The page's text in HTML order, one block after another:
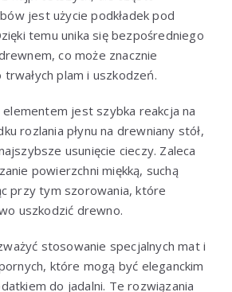
jest użycie podkładek pod
temu unika się bezpośredniego
co może znacznie
plam i uszkodzeń.
jest szybka reakcja na
rozlania płynu na drewniany stół,
usunięcie cieczy. Zaleca
powierzchni miękką, suchą
przy tym szorowania, które
uszkodzić drewno.
stosowanie specjalnych mat i
które mogą być eleganckim
do jadalni. Te rozwiązania